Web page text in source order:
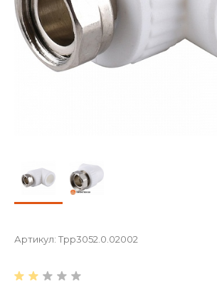
Артикул: Tpp3052.0.02002